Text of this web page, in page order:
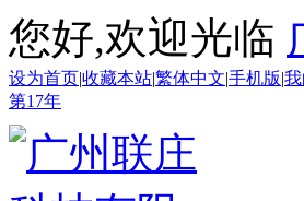
您好,欢迎光临
设为首页|收藏本站|繁体中文|手机版|
第17年